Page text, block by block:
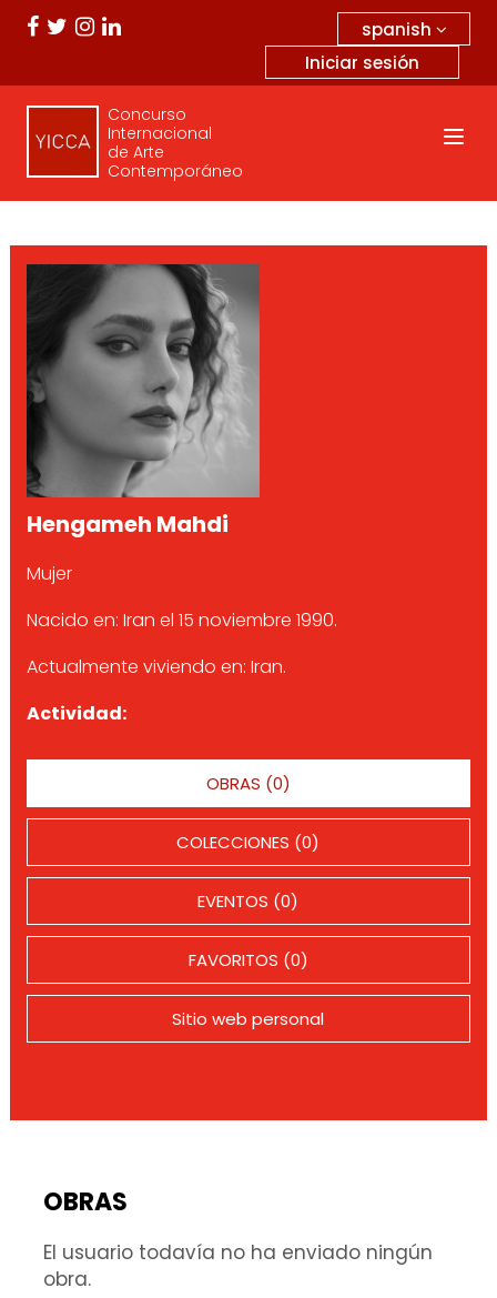
spanish
Iniciar sesión
Concurso
Internacional
de Arte
Contemporáneo
Hengameh Mahdi
Mujer
Nacido en: Iran el 15 noviembre 1990.
Actualmente viviendo en: Iran.
Actividad:
OBRAS (0)
COLECCIONES (0)
EVENTOS (0)
FAVORITOS (0)
Sitio web personal
OBRAS
El usuario todavía no ha enviado ningún
obra.